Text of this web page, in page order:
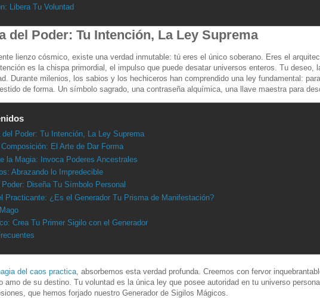
Libera Tu Voluntad
del Poder: Tu Intención, La Ley Suprema
lienzo cósmico, existe una verdad inmutable: tú eres el único soberano. Eres el
es la chispa primordial, el impulso que puede desatar universos enteros. Tu deseo,
Durante milenios, los sabios y los hechiceros han comprendido una ley fundamental:
de forma. Un símbolo sagrado, una contraseña alquímica, una llave maestra para
del Poder: Tu Intención, La Ley Suprema
El Arte de Dar Forma
la Magia: Invoca Poderes Ancestrales
Abrazando lo Impredecible
Diseña Tu Símbolo Personal
Practicante: ¿Es el Generador Tu Prisma de Manifestación?
Crea Tu Primer Sigilo con el Generador
del caos practica , absorbemos esta verdad profunda. Creemos con fervor
amo de su destino. Tu voluntad es la única ley que posee autoridad en tu universo
que hemos forjado nuestro Generador de Sigilos Mágicos.